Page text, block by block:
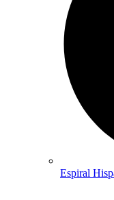
Espiral